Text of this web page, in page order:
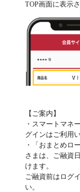
TOP画面に表示
【ご案内】
・スマートマネ
グインはご利用
・「おまとめロ
さまは、ご融資
けます。
ご融資前はログ
い。